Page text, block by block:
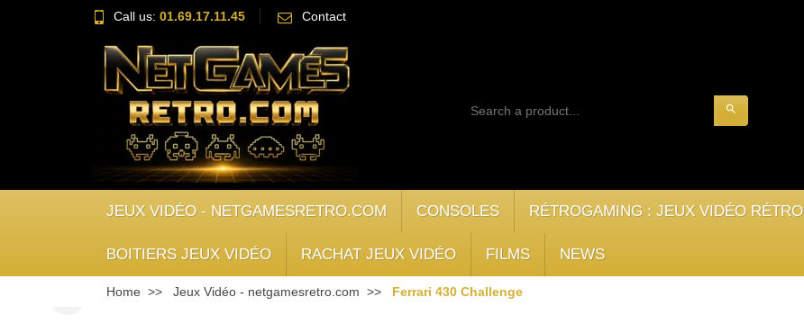
Call us: 01.69.17.11.45 Contact
search
JEUX VIDÉO - NETGAMESRETRO.COM CONSOLES RÉTROGAMING : JEUX VIDÉO RÉTRO
BOITIERS JEUX VIDÉO RACHAT JEUX VIDÉO FILMS NEWS
Home Jeux Vidéo - netgamesretro.com Ferrari 430 Challenge